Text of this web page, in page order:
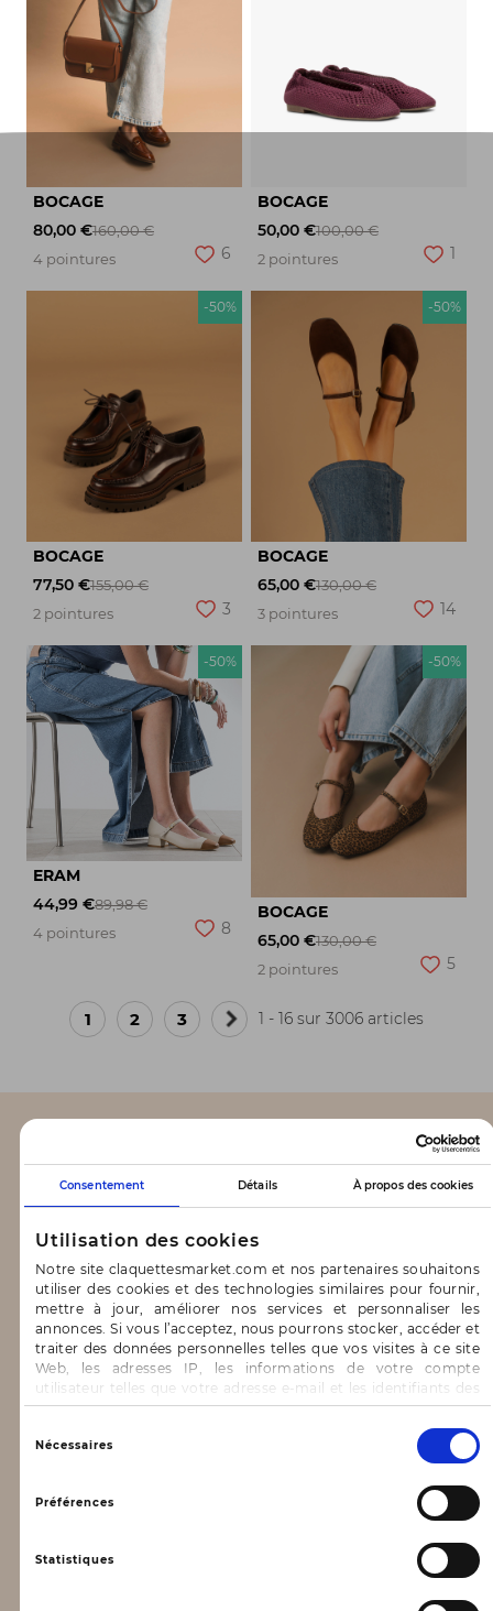
Consentement Détails À propos des cookies
Utilisation des cookies
Notre site claquettesmarket.com et nos partenaires souhaitons
utiliser des cookies et des technologies similaires pour fournir,
mettre à jour, améliorer nos services et personnaliser les
annonces. Si vous l’acceptez, nous pourrons stocker, accéder et
traiter des données personnelles telles que vos visites à ce site
Web, les adresses IP, les informations de votre compte
utilisateur telles que votre adresse e-mail et les identifiants des
cookies.
Vous avez le choix d’« Accepter » pour consentir à ces
utilisations, de « Refuser » pour vous y opposer ou
de sélectionner vos préférences concernant chaque catégorie
de cookie en cliquant sur « Valider la sélection » pour valider vos
options. Vous pouvez à tout moment modifier vos préférences
Nécessaires
Préférences
Statistiques
BOCAGE
80,00 €160,00 €
4 pointures
6
BOCAGE
50,00 €100,00 €
2 pointures
1
-50%
BOCAGE
77,50 €155,00 €
2 pointures
3
-50%
BOCAGE
65,00 €130,00 €
3 pointures
14
-50%
ERAM
44,99 €89,98 €
4 pointures
8
-50%
BOCAGE
65,00 €130,00 €
2 pointures
5
1 2 3
Page
1 - 16 sur 3006 articles
CLAQUETTES MARKET
Blog
CONTACT & AIDE
FAQ
Nous contacter
INFORMATIONS
Mentions légales
Données personnelles, vie privée